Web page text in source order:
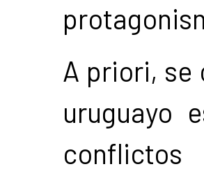
A priori, se
uruguayo